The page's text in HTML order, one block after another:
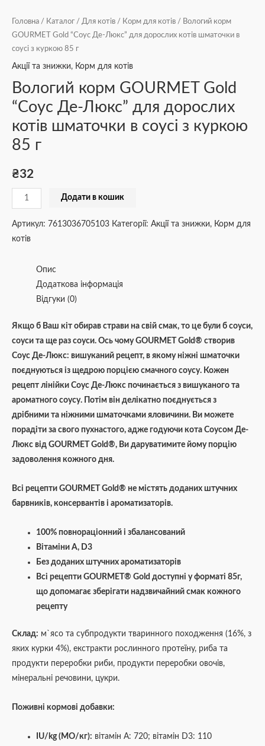
Головна / Каталог / Для котів / Корм для котів / Вологий корм
GOURMET Gold “Соус Де-Люкс” для дорослих котів шматочки в
соусі з куркою 85 г
Акції та знижки, Корм для котів
Вологий корм GOURMET Gold
“Соус Де-Люкс” для дорослих
котів шматочки в соусі з куркою
85 г
₴32
Додати в кошик
Артикул: 7613036705103 Категорії: Акції та знижки, Корм для
котів
Опис
Додаткова інформація
Відгуки (0)
Якщо б Ваш кіт обирав страви на свій смак, то це були б соуси,
соуси та ще раз соуси. Ось чому GOURMET Gold® створив
Соус Де-Люкс: вишуканий рецепт, в якому ніжні шматочки
поєднуються із щедрою порцією смачного соусу. Кожен
рецепт лінійки Соус Де-Люкс починається з вишуканого та
ароматного соусу. Потім він делікатно поєднується з
дрібними та ніжними шматочками яловичини. Ви можете
порадіти за свого пухнастого, адже годуючи кота Соусом Де-
Люкс від GOURMET Gold®, Ви даруватимите йому порцію
задоволення кожного дня.
Всі рецепти GOURMET Gold® не містять доданих штучних
барвників, консервантів і ароматизаторів.
100% повнораціонний і збалансований
Вітаміни А, D3
Без доданих штучних ароматизаторів
Всі рецепти GOURMET® Gold доступні у форматі 85г,
що допомагає зберігати надзвичайний смак кожного
рецепту
Склад: м`ясо та субпродукти тваринного походження (16%, з
яких курки 4%), екстракти рослинного протеїну, риба та
продукти переробки риби, продукти переробки овочів,
мінеральні речовини, цукри.
Поживні кормові добавки:
IU/kg (МО/кг): вітамін А: 720; вітамін D3: 110